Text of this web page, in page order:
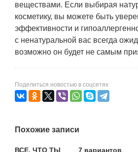
веществами. Если выбирая
косметику, вы можете быть
эффективности и
с ненатуральной вас всегда
возможно он будет не самым
Поделиться новостью в соцсетях
Похожие записи
ВСЕ, ЧТО ТЫ
7 вариантов